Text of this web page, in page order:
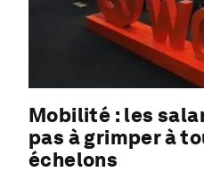
Mobilité : les
pas à grimper à
échelons